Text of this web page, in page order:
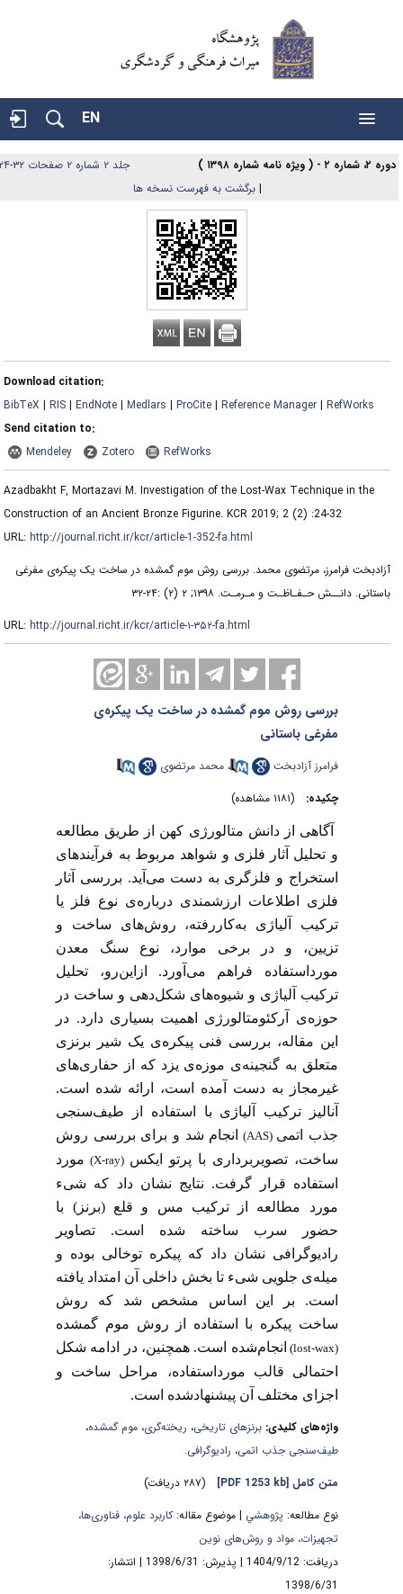
EN
۲ - ( ویژه نامه شماره ۱۳۹۸ )
جلد ۲ شماره ۲ صفحات ۳۲-۲۴
برگشت به فهرست نسخه ها
Download citation:
BibTeX |RIS |EndNote |Medlars |ProCite |Reference Manager |RefWorks
Send citation to:
Mendeley
Zotero RefWorks
Azadbakht F, Mortazavi M. Investigation of the Lost-Wax Technique in the
Construction of an Ancient Bronze Figurine. KCR 2019; 2 (2) :24-32
URL:http://journal.richt.ir/kcr/article-1-352-fa.html
آزادبخت فرامرز، مرتضوی محمد. بررسی روش موم گمشده در ساخت یک پیکره‌ی مفرغی
باستانی. دانــش حـفـاظـت و مـرمـت. ۱۳۹۸; ۲ (۲) :۲۴-۳۲
URL:http://journal.richt.ir/kcr/article-۱-۳۵۲-fa.html
بررسی روش موم گمشده در ساخت یک پیکره‌ی
مفرغی باستانی
فرامرز آزادبخت ،محمد مرتضوی
چکیده:
آگاهی از دانش متالورژی کهن از طریق مطالعه
و تحلیل آثار فلزی و شواهد مربوط به فرآیندهای
استخراج و فلزگری به دست می‌آید. بررسی آثار
فلزی اطلاعات ارزشمندی درباره‌ی نوع فلز یا
ترکیب آلیاژی به‌کاررفته، روش‌های ساخت و
تزیین، و در برخی موارد، نوع سنگ معدن
مورداستفاده فراهم می‌آورد. ازاین‌رو، تحلیل
ترکیب آلیاژی و شیوه‌های شکل‌دهی و ساخت در
حوزه‌ی آرکئومتالورژی اهمیت بسیاری دارد. در
این مقاله، بررسی فنی پیکره‌ی یک شیر برنزی
متعلق به گنجینه‌ی موزه‌ی یزد که از حفاری‌های
غیرمجاز به دست آمده است، ارائه شده است.
آنالیز ترکیب آلیاژی با استفاده از طیف‌سنجی
جذب اتمی(AAS)
انجام شد و برای بررسی روش
ساخت، تصویربرداری با پرتو ایکس(X-ray)
مورد
استفاده قرار گرفت. نتایج نشان داد که شیء
مورد مطالعه از ترکیب مس و قلع (برنز) با
حضور سرب ساخته شده است. تصاویر
رادیوگرافی نشان داد که پیکره توخالی بوده و
میله‌ی جلویی شیء تا بخش داخلی آن امتداد یافته
است. بر این اساس مشخص شد که روش
ساخت پیکره با استفاده از روش موم گمشده
انجام‌شده است. همچنین، در ادامه شکل
احتمالی قالب مورداستفاده، مراحل ساخت و
اجزای مختلف آن پیشنهادشده است.
واژه‌های کلیدی:برنزهای تاریخی،ریخته‌گری،موم گمشده،
طیف‌سنجی جذب اتمی،رادیوگرافی.
متن کامل[PDF 1253 kb]
نوع مطالعه:پژوهشي| موضوع مقاله:کاربرد علوم، فناوری‌ها،
تجهیزات، مواد و روش‌های نوین
دریافت: 1404/9/12 | پذیرش: 1398/6/31 | انتشار:
1398/6/31